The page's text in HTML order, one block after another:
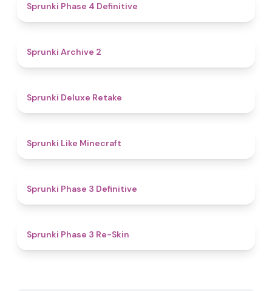
Sprunki Phase 4 Definitive
Sprunki Archive 2
Sprunki Deluxe Retake
Sprunki Like Minecraft
Sprunki Phase 3 Definitive
Sprunki Phase 3 Re-Skin